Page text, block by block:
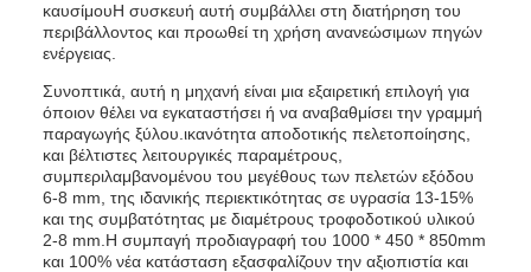
καυσίμουΗ συσκευή αυτή συμβάλλει στη διατήρηση του
περιβάλλοντος και προωθεί τη χρήση ανανεώσιμων πηγών
ενέργειας.
Συνοπτικά, αυτή η μηχανή είναι μια εξαιρετική επιλογή για
όποιον θέλει να εγκαταστήσει ή να αναβαθμίσει την γραμμή
παραγωγής ξύλου.ικανότητα αποδοτικής πελετοποίησης,
και βέλτιστες λειτουργικές παραμέτρους,
συμπεριλαμβανομένου του μεγέθους των πελετών εξόδου
6-8 mm, της ιδανικής περιεκτικότητας σε υγρασία 13-15%
και της συμβατότητας με διαμέτρους τροφοδοτικού υλικού
2-8 mm.Η συμπαγή προδιαγραφή του 1000 * 450 * 850mm
και 100% νέα κατάσταση εξασφαλίζουν την αξιοπιστία και